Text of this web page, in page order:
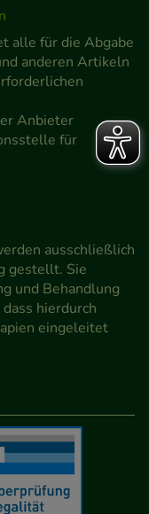
alle für die Abgabe
anderen Artikeln
Anbieter
für
ausschließlich
gestellt. Sie
und Behandlung
hierdurch
eingeleitet